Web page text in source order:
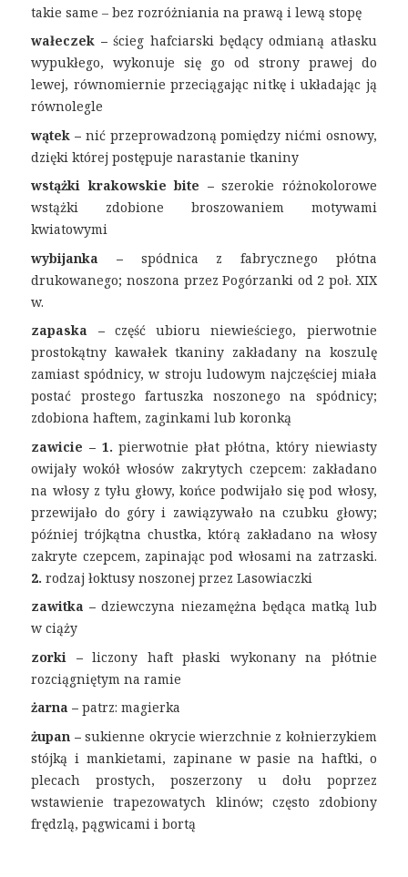
takie same – bez rozróżniania na prawą i lewą stopę
wałeczek –ścieg hafciarski będący odmianą atłasku
wypukłego, wykonuje się go od strony prawej do
lewej, równomiernie przeciągając nitkę i układając ją
równolegle
wątek – nić przeprowadzoną pomiędzy nićmi osnowy,
dzięki której postępuje narastanie tkaniny
wstążki krakowskie bite –szerokie różnokolorowe
wstążki zdobione broszowaniem motywami
kwiatowymi
wybijanka – spódnica z fabrycznego płótna
drukowanego; noszona przez Pogórzanki od 2 poł. XIX
w.
zapaska – część ubioru niewieściego, pierwotnie
prostokątny kawałek tkaniny zakładany na koszulę
zamiast spódnicy, w stroju ludowym najczęściej miała
postać prostego fartuszka noszonego na spódnicy;
zdobiona haftem, zaginkami lub koronką
zawicie – 1. pierwotnie płat płótna, który niewiasty
owijały wokół włosów zakrytych czepcem: zakładano
na włosy z tyłu głowy, końce podwijało się pod włosy,
przewijało do góry i zawiązywało na czubku głowy;
później trójkątna chustka, którą zakładano na włosy
zakryte czepcem, zapinając pod włosami na zatrzaski.
2. rodzaj łoktusy noszonej przez Lasowiaczki
zawitka –dziewczyna niezamężna będąca matką lub
w ciąży
zorki –liczony haft płaski wykonany na płótnie
rozciągniętym na ramie
żarna –patrz: magierka
żupan –sukienne okrycie wierzchnie z kołnierzykiem
stójką i mankietami, zapinane w pasie na haftki, o
plecach prostych, poszerzony u dołu poprzez
wstawienie trapezowatych klinów; często zdobiony
frędzlą, pągwicami i bortą